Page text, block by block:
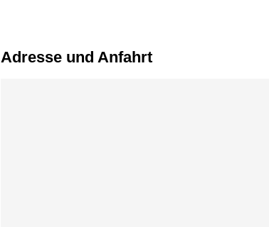
Adresse und Anfahrt